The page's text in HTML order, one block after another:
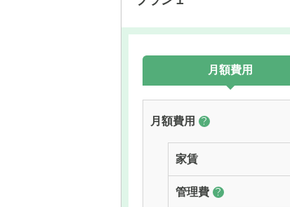
月額費用
月額費用 ?
家賃
管理費 ?